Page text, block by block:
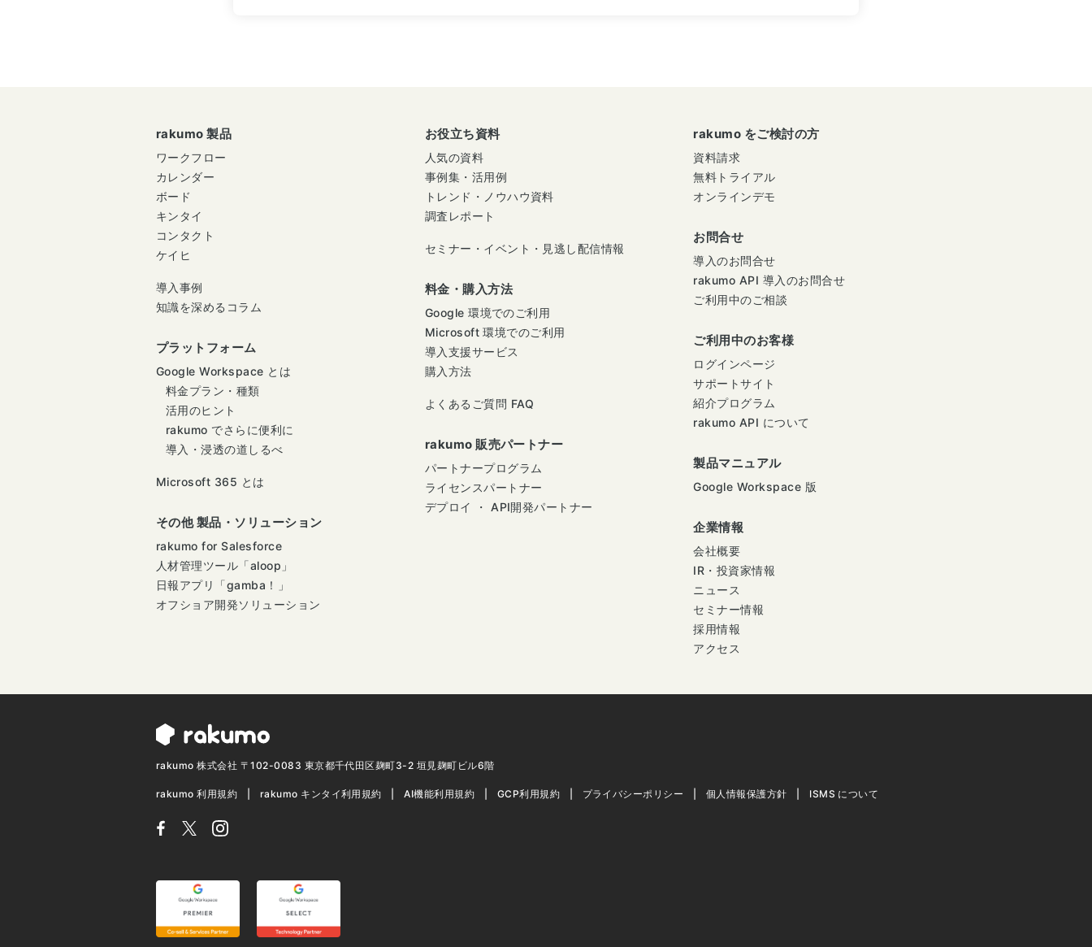
rakumo 製品
ワークフロー
カレンダー
ボード
キンタイ
コンタクト
ケイヒ
導入事例
知識を深めるコラム
プラットフォーム
Google Workspace とは
料金プラン・種類
活用のヒント
rakumo でさらに便利に
導入・浸透の道しるべ
Microsoft 365 とは
その他 製品・ソリューション
rakumo for Salesforce
人材管理ツール「aloop」
日報アプリ「gamba！」
オフショア開発ソリューション
お役立ち資料
人気の資料
事例集・活用例
トレンド・ノウハウ資料
調査レポート
セミナー・イベント・見逃し配信情報
料金・購入方法
Google 環境でのご利用
Microsoft 環境でのご利用
導入支援サービス
購入方法
よくあるご質問 FAQ
rakumo 販売パートナー
パートナープログラム
ライセンスパートナー
デプロイ ・ API開発パートナー
rakumo をご検討の方
資料請求
無料トライアル
オンラインデモ
お問合せ
導入のお問合せ
rakumo API 導入のお問合せ
ご利用中のご相談
ご利用中のお客様
ログインページ
サポートサイト
紹介プログラム
rakumo API について
製品マニュアル
Google Workspace 版
企業情報
会社概要
IR・投資家情報
ニュース
セミナー情報
採用情報
アクセス
rakumo 株式会社 〒102-0083 東京都千代田区麹町3-2 垣見麹町ビル6階
rakumo 利用規約 rakumo キンタイ利用規約 AI機能利用規約 GCP利用規約 プライバシーポリシー 個人情報保護方針 ISMS について